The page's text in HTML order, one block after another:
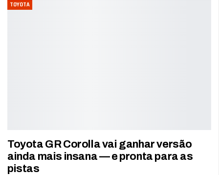
TOYOTA
Toyota GR Corolla vai ganhar versão
ainda mais insana — e pronta para as
pistas